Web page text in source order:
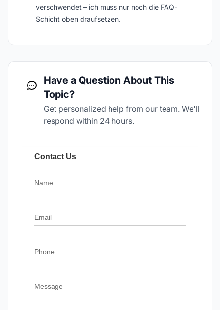
verschwendet – ich muss nur noch die FAQ-
Schicht oben draufsetzen.
Have a Question About This
Topic?
Get personalized help from our team. We'll
respond within 24 hours.